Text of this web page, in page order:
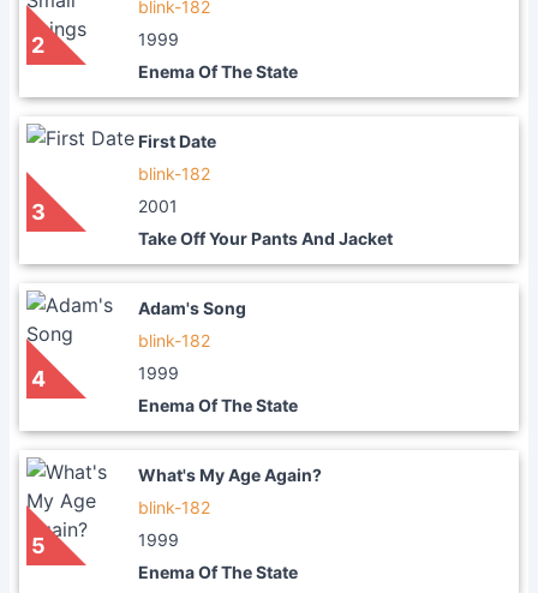
2
blink-182
1999
Enema Of The State
3
First Date
blink-182
2001
Take Off Your Pants And Jacket
4
Adam's Song
blink-182
1999
Enema Of The State
5
What's My Age Again?
blink-182
1999
Enema Of The State